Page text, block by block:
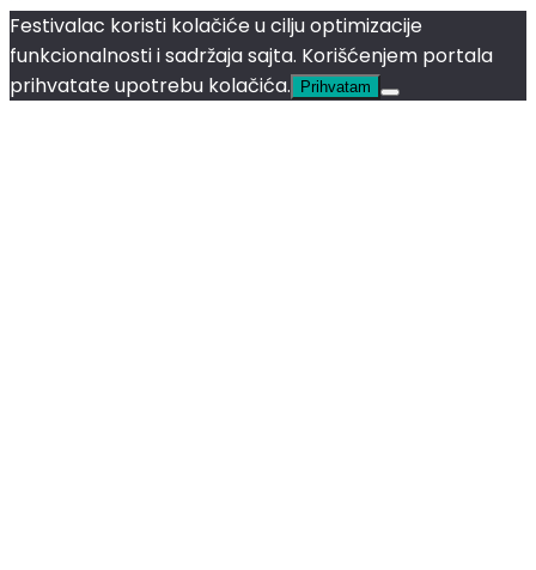
Festivalac koristi kolačiće u cilju optimizacije
funkcionalnosti i sadržaja sajta. Korišćenjem portala
prihvatate upotrebu kolačića.
Prihvatam